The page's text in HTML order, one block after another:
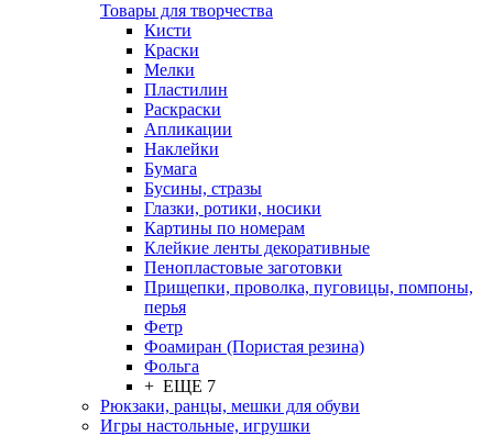
Товары для творчества
Кисти
Краски
Мелки
Пластилин
Раскраски
Апликации
Наклейки
Бумага
Бусины, стразы
Глазки, ротики, носики
Картины по номерам
Клейкие ленты декоративные
Пенопластовые заготовки
Прищепки, проволка, пуговицы, помпоны,
перья
Фетр
Фоамиран (Пористая резина)
Фольга
+ ЕЩЕ 7
Рюкзаки, ранцы, мешки для обуви
Игры настольные, игрушки